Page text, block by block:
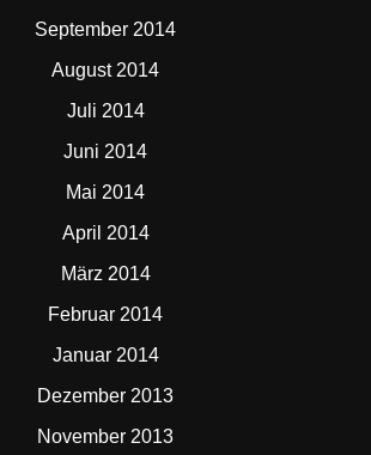
September 2014
August 2014
Juli 2014
Juni 2014
Mai 2014
April 2014
März 2014
Februar 2014
Januar 2014
Dezember 2013
November 2013